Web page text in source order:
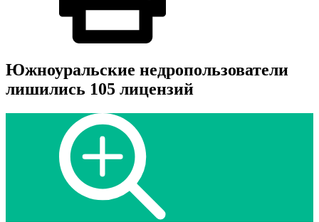
Южноуральские недропользователи
лишились 105 лицензий